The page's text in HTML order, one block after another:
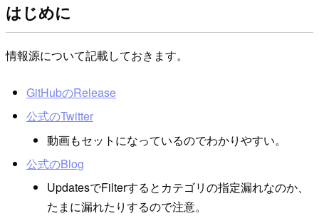
はじめに
情報源について記載しておきます。
GitHubのRelease
公式のTwitter
動画もセットになっているのでわかりやすい。
公式のBlog
UpdatesでFilterするとカテゴリの指定漏れなのか、
たまに漏れたりするので注意。